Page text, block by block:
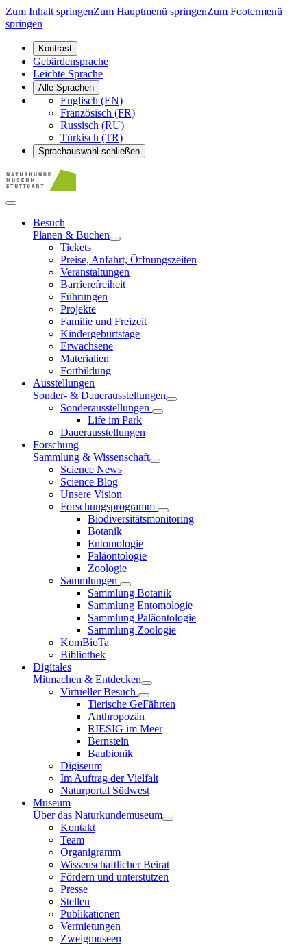
Zum Inhalt springenZum Hauptmenü springenZum Footermenü
springen
Kontrast
Gebärdensprache
Leichte Sprache
Alle Sprachen
Englisch (EN)
Französisch (FR)
Russisch (RU)
Türkisch (TR)
Sprachauswahl schließen
Besuch
Planen & Buchen
Tickets
Preise, Anfahrt, Öffnungszeiten
Veranstaltungen
Barrierefreiheit
Führungen
Projekte
Familie und Freizeit
Kindergeburtstage
Erwachsene
Materialien
Fortbildung
Ausstellungen
Sonder- & Dauerausstellungen
Sonderausstellungen
Life im Park
Dauerausstellungen
Forschung
Sammlung & Wissenschaft
Science News
Science Blog
Unsere Vision
Forschungsprogramm
Biodiversitätsmonitoring
Botanik
Entomologie
Paläontologie
Zoologie
Sammlungen
Sammlung Botanik
Sammlung Entomologie
Sammlung Paläontologie
Sammlung Zoologie
KomBioTa
Bibliothek
Digitales
Mitmachen & Entdecken
Virtueller Besuch
Tierische GeFährten
Anthropozän
RIESIG im Meer
Bernstein
Baubionik
Digiseum
Im Auftrag der Vielfalt
Naturportal Südwest
Museum
Über das Naturkundemuseum
Kontakt
Team
Organigramm
Wissenschaftlicher Beirat
Fördern und unterstützen
Presse
Stellen
Publikationen
Vermietungen
Zweigmuseen